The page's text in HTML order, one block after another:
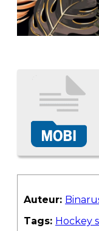
Auteur:
Tags: Hockey